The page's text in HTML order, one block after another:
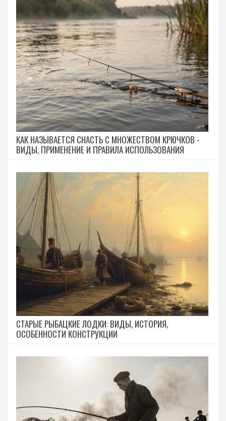
КАК НАЗЫВАЕТСЯ СНАСТЬ С МНОЖЕСТВОМ КРЮЧКОВ -
ВИДЫ, ПРИМЕНЕНИЕ И ПРАВИЛА ИСПОЛЬЗОВАНИЯ
СТАРЫЕ РЫБАЦКИЕ ЛОДКИ: ВИДЫ, ИСТОРИЯ,
ОСОБЕННОСТИ КОНСТРУКЦИИ